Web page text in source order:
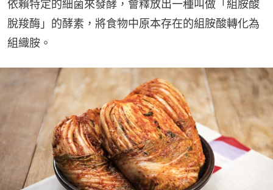
依賴特定的細菌來發酵，會釋放出一種叫做「組胺酸
脫羧酶」的酵素，將食物中原本存在的組胺酸轉化為
組織胺。